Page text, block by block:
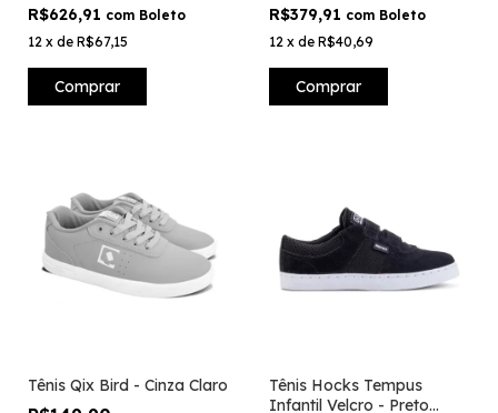
R$626,91 com Boleto
12 x de R$67,15
Comprar
R$379,91 com Boleto
12 x de R$40,69
Comprar
Tênis Qix Bird - Cinza Claro
Tênis Hocks Tempus
Infantil Velcro - Preto